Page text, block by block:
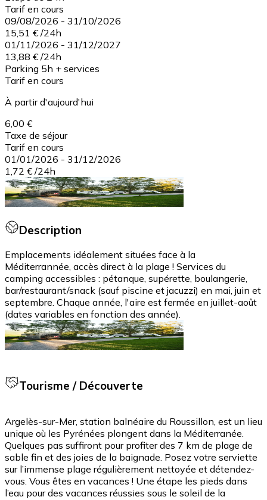
Tarif en cours
09/08/2026 - 31/10/2026
15,51 € /24h
01/11/2026 - 31/12/2027
13,88 € /24h
Parking 5h + services
Tarif en cours
À partir d'aujourd'hui
6,00 €
Taxe de séjour
Tarif en cours
01/01/2026 - 31/12/2026
1,72 € /24h
Description
Emplacements idéalement situées face à la
Méditerrannée, accès direct à la plage ! Services du
camping accessibles : pétanque, supérette, boulangerie,
bar/restaurant/snack (sauf piscine et jacuzzi) en mai, juin et
septembre. Chaque année, l'aire est fermée en juillet-août
(dates variables en fonction des année).
Tourisme / Découverte
Argelès-sur-Mer, station balnéaire du Roussillon, est un lieu
unique où les Pyrénées plongent dans la Méditerranée.
Quelques pas suffiront pour profiter des 7 km de plage de
sable fin et des joies de la baignade. Posez votre serviette
sur l’immense plage régulièrement nettoyée et détendez-
vous. Vous êtes en vacances ! Une étape les pieds dans
l’eau pour des vacances réussies sous le soleil de la